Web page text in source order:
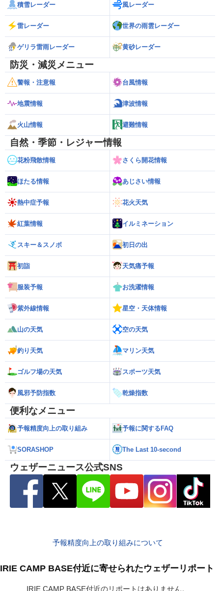
積雪レーダー 風レーダー
雷レーダー 世界の雨雲レーダー
ゲリラ雷雨レーダー 黄砂レーダー
防災・減災メニュー
警報・注意報 台風情報
地震情報 津波情報
火山情報 避難情報
自然・季節・レジャー情報
花粉飛散情報 さくら開花情報
ほたる情報 あじさい情報
熱中症予報 花火天気
紅葉情報 イルミネーション
スキー＆スノボ 初日の出
初詣 天気痛予報
服装予報 お洗濯情報
紫外線情報 星空・天体情報
山の天気 空の天気
釣り天気 マリン天気
ゴルフ場の天気 スポーツ天気
風邪予防指数 乾燥指数
便利なメニュー
予報精度向上の取り組み 予報に関するFAQ
SORASHOP The Last 10-second
ウェザーニュース公式SNS
予報精度向上の取り組みについて
IRIE CAMP BASE付近に寄せられたウェザーリポート
IRIE CAMP BASE付近のリポートはありません。